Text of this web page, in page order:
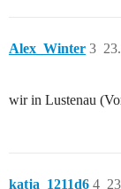
Alex_Winter 3
wir in Lustenau
katja_1211d6 4